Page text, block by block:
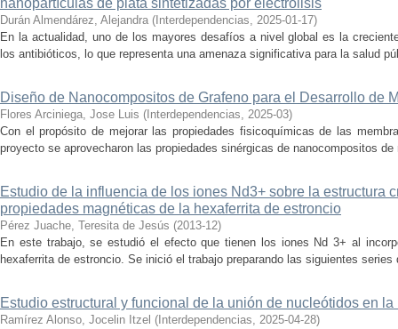
nanopartículas de plata sintetizadas por electrólisis
Durán Almendárez, Alejandra ( Interdependencias, 2025-01-17)
En la actualidad, uno de los mayores desafíos a nivel global es la
los antibióticos, lo que representa una amenaza significativa para la salud
Diseño de Nanocompositos de Grafeno para el Desarrollo de
Flores Arciniega, Jose Luis ( Interdependencias, 2025-03)
Con el propósito de mejorar las propiedades fisicoquímicas de las
proyecto se aprovecharon las propiedades sinérgicas de nanocompositos
Estudio de la influencia de los iones Nd3+ sobre la estructura
propiedades magnéticas de la hexaferrita de estroncio
Pérez Juache, Teresita de Jesús (2013-12)
En este trabajo, se estudió el efecto que tienen los iones Nd 3+ al
hexaferrita de estroncio. Se inició el trabajo preparando las siguientes
Estudio estructural y funcional de la unión de nucleótidos en la
Ramírez Alonso, Jocelin Itzel ( Interdependencias, 2025-04-28)